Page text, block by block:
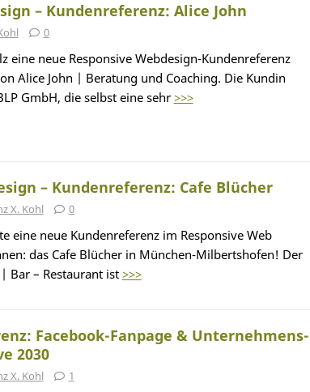
– Kundenreferenz: Alice John
0
eine neue Responsive Webdesign-Kundenreferenz
Alice John | Beratung und Coaching. Die Kundin
GmbH, die selbst eine sehr >>>
– Kundenreferenz: Cafe Blücher
X. Kohl 0
eine neue Kundenreferenz im Responsive Web
das Cafe Blücher in München-Milbertshofen! Der
Bar – Restaurant ist >>>
Facebook-Fanpage & Unternehmens-
2030
X. Kohl 1